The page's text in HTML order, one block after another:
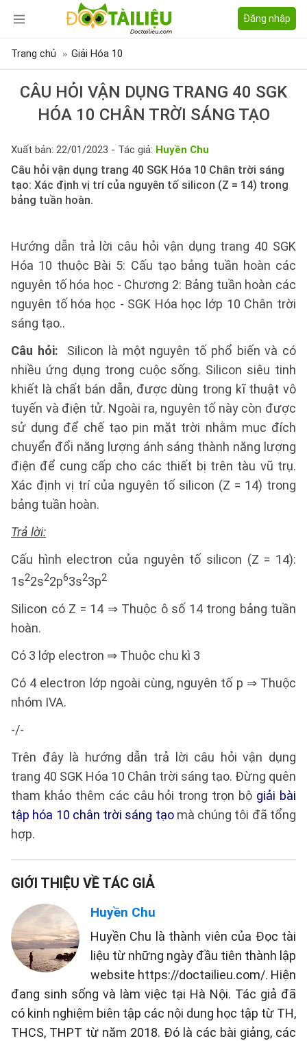
Đăng nhập
Trang chủ Giải Hóa 10
CÂU HỎI VẬN DỤNG TRANG 40 SGK
HÓA 10 CHÂN TRỜI SÁNG TẠO
Xuất bản: 22/01/2023 - Tác giả: Huyền Chu
Câu hỏi vận dụng trang 40 SGK Hóa 10 Chân trời sáng
tạo: Xác định vị trí của nguyên tố silicon (Z = 14) trong
bảng tuần hoàn.
Hướng dẫn trả lời câu hỏi vận dụng trang 40 SGK
Hóa 10 thuộc Bài 5: Cấu tạo bảng tuần hoàn các
nguyên tố hóa học - Chương 2: Bảng tuần hoàn các
nguyên tố hóa học - SGK Hóa học lớp 10 Chân trời
sáng tạo..
Câu hỏi:
Silicon là một nguyên tố phổ biến và có
nhiều ứng dụng trong cuộc sống. Silicon siêu tinh
khiết là chất bán dẫn, được dùng trong kĩ thuật vô
tuyến và điện tử. Ngoài ra, nguyên tố này còn được
sử dụng để chế tạo pin mặt trời nhằm mục đích
chuyển đổi năng lượng ánh sáng thành năng lượng
điện để cung cấp cho các thiết bị trên tàu vũ trụ.
Xác định vị trí của nguyên tố silicon (Z = 14) trong
bảng tuần hoàn.
Trả lời:
Cấu hình electron của nguyên tố silicon (Z = 14):
1s22s22p6­3s23p2
Silicon có Z = 14 ⇒ Thuộc ô số 14 trong bảng tuần
hoàn.
Có 3 lớp electron ⇒ Thuộc chu kì 3
Có 4 electron lớp ngoài cùng, nguyên tố p ⇒ Thuộc
nhóm IVA.
-/-
Trên đây là hướng dẫn trả lời câu hỏi vận dụng
trang 40 SGK Hóa 10 Chân trời sáng tạo. Đừng quên
tham khảo thêm các câu hỏi trong trọn bộ giải bài
tập hóa 10 chân trời sáng tạomà chúng tôi đã tổng
hợp.
GIỚI THIỆU VỀ TÁC GIẢ
Huyền Chu
Huyền Chu là thành viên của Đọc tài
liệu từ những ngày đầu tiên thành lập
website https://doctailieu.com/. Hiện
đang sinh sống và làm việc tại Hà Nội. Tác giả đã
có kinh nghiệm biên tập các nội dung học tập từ TH,
THCS, THPT từ năm 2018. Đó là các bài giảng, các